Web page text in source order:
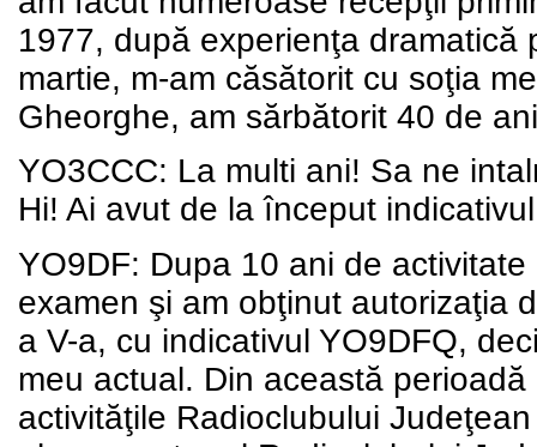
1977, după experienţa dramatică
martie, m-am căsătorit cu soţia
Gheorghe, am sărbătorit 40 de
YO3CCC: La multi ani! Sa ne
Hi! Ai avut de la început
YO9DF: Dupa 10 ani de
examen şi am obţinut autorizaţia
a V-a, cu indicativul YO9DFQ,
meu actual. Din această
activităţile Radioclubului